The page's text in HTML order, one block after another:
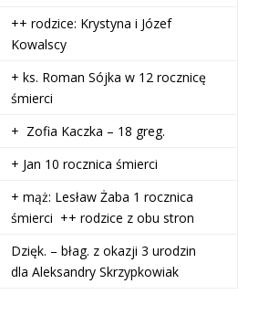
++ rodzice: Krystyna i Józef
Kowalscy
+ ks. Roman Sójka w 12 rocznicę
śmierci
+ Zofia Kaczka – 18 greg.
+ Jan 10 rocznica śmierci
+ mąż: Lesław Żaba 1 rocznica
śmierci ++ rodzice z obu stron
Dzięk. – błag. z okazji 3 urodzin
dla Aleksandry Skrzypkowiak